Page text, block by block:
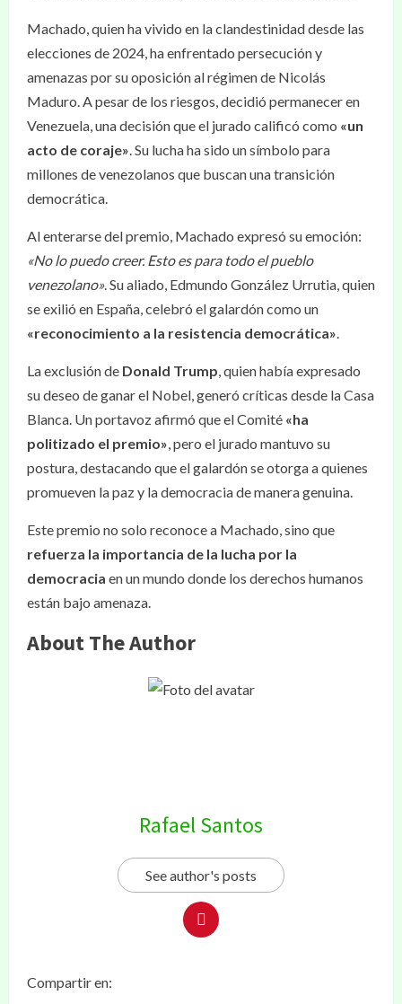
Machado, quien ha vivido en la clandestinidad desde las
elecciones de 2024, ha enfrentado persecución y
amenazas por su oposición al régimen de Nicolás
Maduro. A pesar de los riesgos, decidió permanecer en
Venezuela, una decisión que el jurado calificó como «un
acto de coraje». Su lucha ha sido un símbolo para
millones de venezolanos que buscan una transición
democrática.
Al enterarse del premio, Machado expresó su emoción:
«No lo puedo creer. Esto es para todo el pueblo
venezolano». Su aliado, Edmundo González Urrutia, quien
se exilió en España, celebró el galardón como un
«reconocimiento a la resistencia democrática».
La exclusión de Donald Trump, quien había expresado
su deseo de ganar el Nobel, generó críticas desde la Casa
Blanca. Un portavoz afirmó que el Comité «ha
politizado el premio», pero el jurado mantuvo su
postura, destacando que el galardón se otorga a quienes
promueven la paz y la democracia de manera genuina.
Este premio no solo reconoce a Machado, sino que
refuerza la importancia de la lucha por la
democracia en un mundo donde los derechos humanos
están bajo amenaza.
About The Author
Rafael Santos
See author's posts
Compartir en: